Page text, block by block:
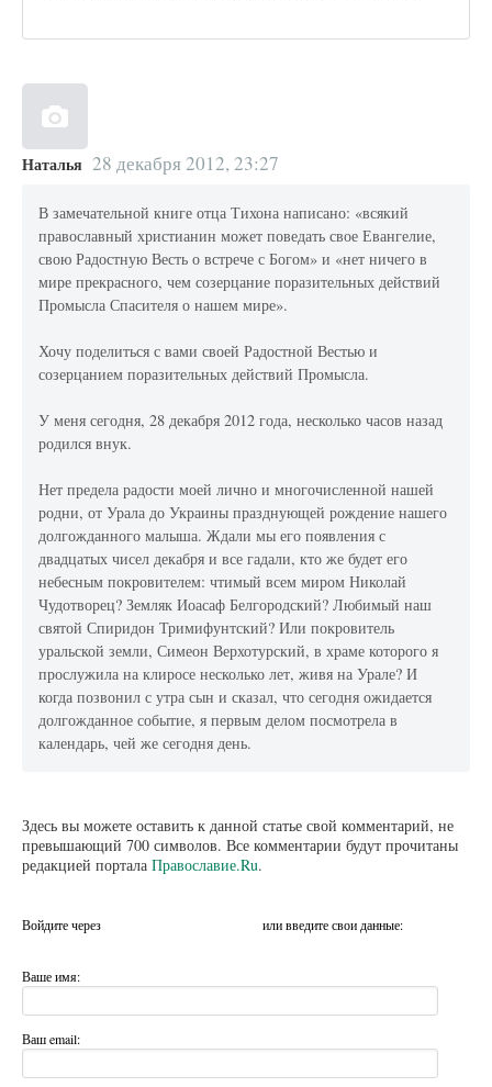
Наталья 28 декабря 2012, 23:27
В замечательной книге отца Тихона написано: «всякий
православный христианин может поведать свое Евангелие,
свою Радостную Весть о встрече с Богом» и «нет ничего в
мире прекрасного, чем созерцание поразительных действий
Промысла Спасителя о нашем мире».
Хочу поделиться с вами своей Радостной Вестью и
созерцанием поразительных действий Промысла.
У меня сегодня, 28 декабря 2012 года, несколько часов назад
родился внук.
Нет предела радости моей лично и многочисленной нашей
родни, от Урала до Украины празднующей рождение нашего
долгожданного малыша. Ждали мы его появления с
двадцатых чисел декабря и все гадали, кто же будет его
небесным покровителем: чтимый всем миром Николай
Чудотворец? Земляк Иоасаф Белгородский? Любимый наш
святой Спиридон Тримифунтский? Или покровитель
уральской земли, Симеон Верхотурский, в храме которого я
прослужила на клиросе несколько лет, живя на Урале? И
когда позвонил с утра сын и сказал, что сегодня ожидается
долгожданное событие, я первым делом посмотрела в
календарь, чей же сегодня день.
Здесь вы можете оставить к данной статье свой комментарий, не
превышающий 700 символов. Все комментарии будут прочитаны
редакцией портала Православие.Ru.
Войдите через или введите свои данные:
Ваше имя:
Ваш email: